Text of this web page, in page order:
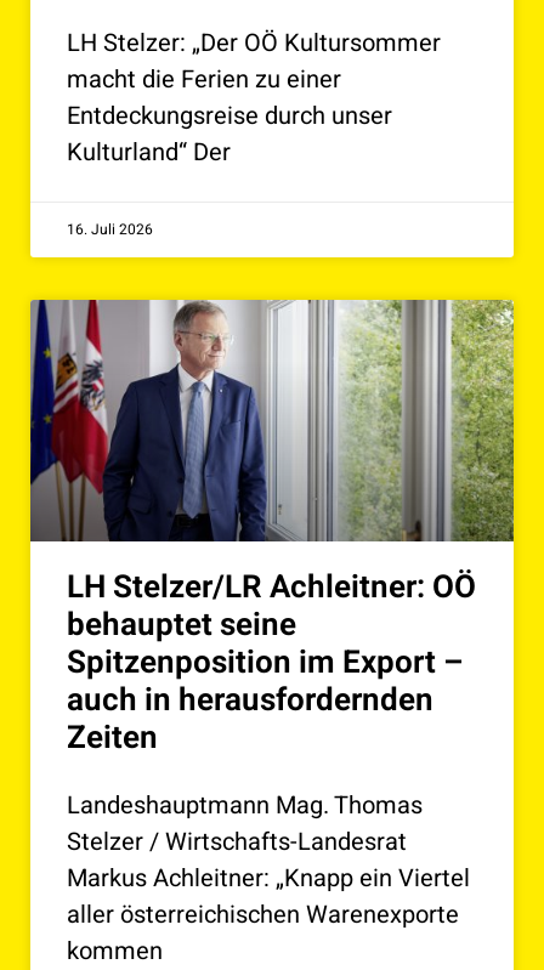
LH Stelzer: „Der OÖ Kultursommer
macht die Ferien zu einer
Entdeckungsreise durch unser
Kulturland“ Der
16. Juli 2026
LH Stelzer/LR Achleitner: OÖ
behauptet seine
Spitzenposition im Export –
auch in herausfordernden
Zeiten
Landeshauptmann Mag. Thomas
Stelzer / Wirtschafts-Landesrat
Markus Achleitner: „Knapp ein Viertel
aller österreichischen Warenexporte
kommen